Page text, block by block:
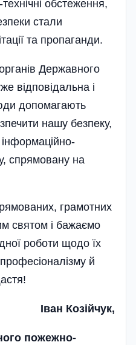
обстеження,
стали
та пропаганди.
Державного
відповідальна і
допомагають
нашу безпеку,
спрямовану на
грамотних
святом і бажаємо
роботи щодо їх
й
Іван Козійчук,
пожежно-